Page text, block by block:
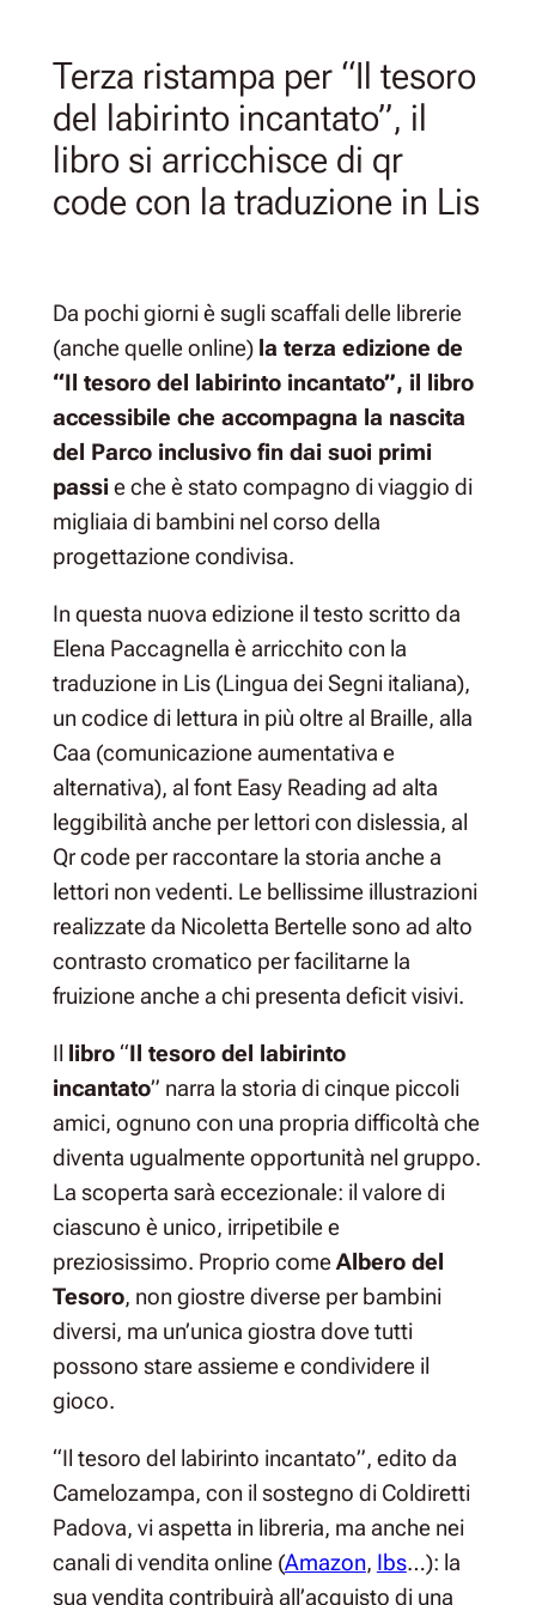
Terza ristampa per “Il tesoro
del labirinto incantato”, il
libro si arricchisce di qr
code con la traduzione in Lis
Da pochi giorni è sugli scaffali delle librerie
(anche quelle online) la terza edizione de
“Il tesoro del labirinto incantato”, il libro
accessibile che accompagna la nascita
del Parco inclusivo fin dai suoi primi
passie che è stato compagno di viaggio di
migliaia di bambini nel corso della
progettazione condivisa.
In questa nuova edizione il testo scritto da
Elena Paccagnella è arricchito con la
traduzione in Lis (Lingua dei Segni italiana),
un codice di lettura in più oltre al Braille, alla
Caa (comunicazione aumentativa e
alternativa), al font Easy Reading ad alta
leggibilità anche per lettori con dislessia, al
Qr code per raccontare la storia anche a
lettori non vedenti. Le bellissime illustrazioni
realizzate da Nicoletta Bertelle sono ad alto
contrasto cromatico per facilitarne la
fruizione anche a chi presenta deficit visivi.
Il libro“Il tesoro del labirinto
incantato” narra la storia di cinque piccoli
amici, ognuno con una propria difficoltà che
diventa ugualmente opportunità nel gruppo.
La scoperta sarà eccezionale: il valore di
ciascuno è unico, irripetibile e
preziosissimo. Proprio comeAlbero del
Tesoro, non giostre diverse per bambini
diversi, ma un’unica giostra dove tutti
possono stare assieme e condividere il
gioco.
“Il tesoro del labirinto incantato”, edito da
Camelozampa, con il sostegno di Coldiretti
Padova, vi aspetta in libreria, ma anche nei
canali di vendita online (Amazon, Ibs…): la
sua vendita contribuirà all’acquisto di una